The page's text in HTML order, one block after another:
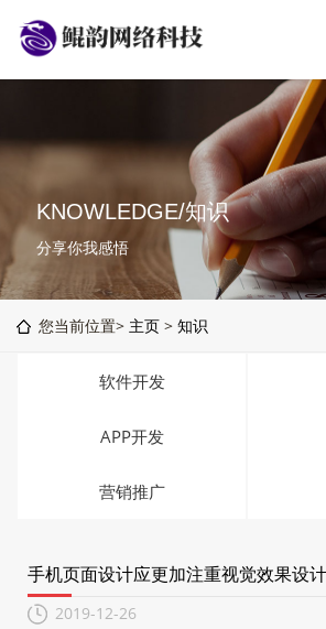
KNOWLEDGE/知识
分享你我感悟
您当前位置> 主页 > 知识
软件开发
APP开发
营销推广
手机页面设计应更加注重视觉效果设计
2019-12-26